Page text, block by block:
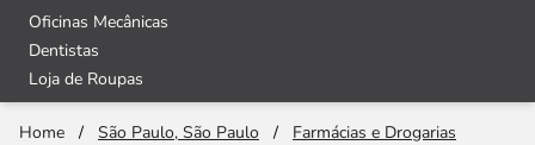
Oficinas Mecânicas
Dentistas
Loja de Roupas
Home / São Paulo, São Paulo /
Farmácias e Drogarias